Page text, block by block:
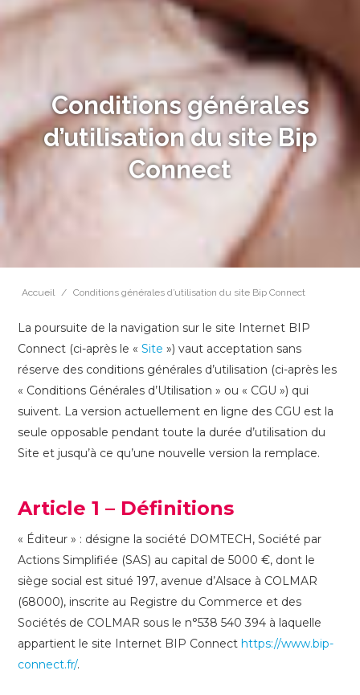
Conditions générales
d’utilisation du site Bip
Connect
Accueil / Conditions générales d’utilisation du site Bip Connect
La poursuite de la navigation sur le site Internet BIP
Connect (ci-après le «Site ») vaut acceptation sans
réserve des conditions générales d’utilisation (ci-après les
« Conditions Générales d’Utilisation » ou « CGU ») qui
suivent. La version actuellement en ligne des CGU est la
seule opposable pendant toute la durée d’utilisation du
Site et jusqu’à ce qu’une nouvelle version la remplace.
Article 1 – Définitions
« Éditeur » : désigne la société DOMTECH, Société par
Actions Simplifiée (SAS) au capital de 5000 €, dont le
siège social est situé 197, avenue d’Alsace à COLMAR
(68000), inscrite au Registre du Commerce et des
Sociétés de COLMAR sous le n°538 540 394 à laquelle
appartient le site Internet BIP Connecthttps://www.bip-
connect.fr/.